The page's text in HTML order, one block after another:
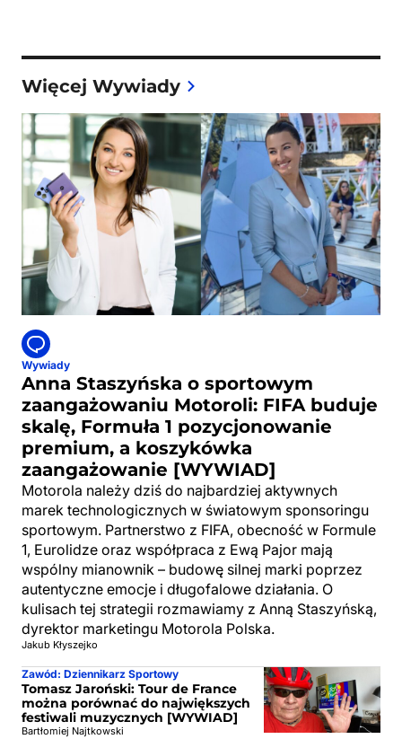
Więcej Wywiady
Wywiady
Anna Staszyńska o sportowym
zaangażowaniu Motoroli: FIFA buduje
skalę, Formuła 1 pozycjonowanie
premium, a koszykówka
zaangażowanie [WYWIAD]
Motorola należy dziś do najbardziej aktywnych
marek technologicznych w światowym sponsoringu
sportowym. Partnerstwo z FIFA, obecność w Formule
1, Eurolidze oraz współpraca z Ewą Pajor mają
wspólny mianownik – budowę silnej marki poprzez
autentyczne emocje i długofalowe działania. O
kulisach tej strategii rozmawiamy z Anną Staszyńską,
dyrektor marketingu Motorola Polska.
Jakub Kłyszejko
Zawód: Dziennikarz Sportowy
Tomasz Jaroński: Tour de France
można porównać do największych
festiwali muzycznych [WYWIAD]
Bartłomiej Najtkowski